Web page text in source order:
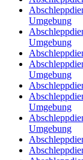
Umgebung
Umgebung
Umgebung
Umgebung
Umgebung